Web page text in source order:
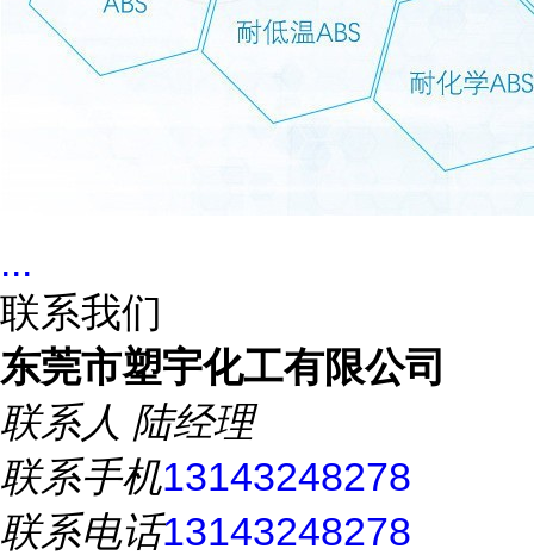
...
联系我们
东莞市塑宇化工有限公司
联系人 陆经理
联系手机13143248278
联系电话13143248278